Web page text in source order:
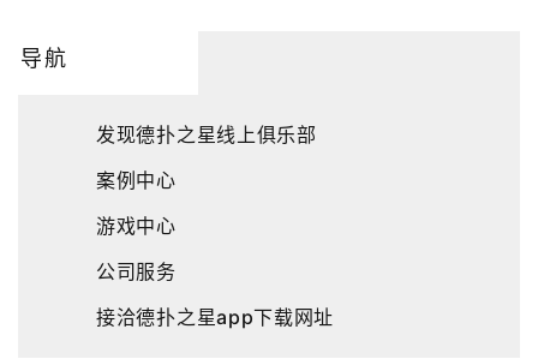
导航
发现德扑之星线上俱乐部
案例中心
游戏中心
公司服务
接洽德扑之星app下载网址